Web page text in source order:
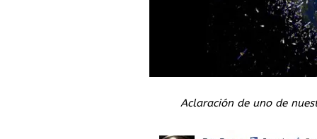
Aclaración de uno de